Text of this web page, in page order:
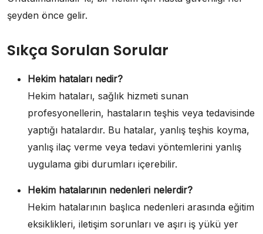
şeyden önce gelir.
Sıkça Sorulan Sorular
Hekim hataları nedir?
Hekim hataları, sağlık hizmeti sunan
profesyonellerin, hastaların teşhis veya tedavisinde
yaptığı hatalardır. Bu hatalar, yanlış teşhis koyma,
yanlış ilaç verme veya tedavi yöntemlerini yanlış
uygulama gibi durumları içerebilir.
Hekim hatalarının nedenleri nelerdir?
Hekim hatalarının başlıca nedenleri arasında eğitim
eksiklikleri, iletişim sorunları ve aşırı iş yükü yer